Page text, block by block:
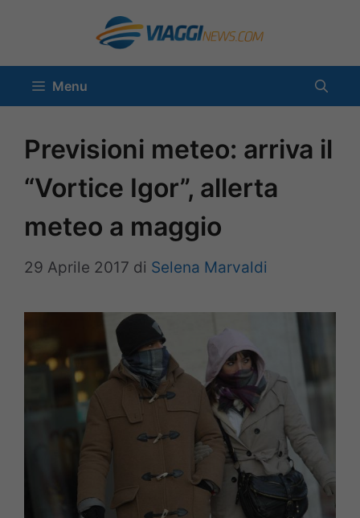
contenuto
Menu
Previsioni meteo: arriva il
“Vortice Igor”, allerta
meteo a maggio
29 Aprile 2017 di Selena Marvaldi